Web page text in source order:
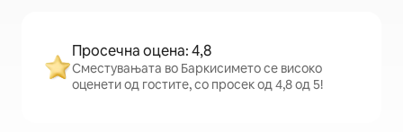
Просечна оцена: 4,8
Сместувањата во Баркисимето се високо
оценети од гостите, со просек од 4,8 од 5!